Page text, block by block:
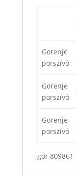
Gorenje
porszívó
Gorenje
porszívó
Gorenje
porszívó
gor 809861